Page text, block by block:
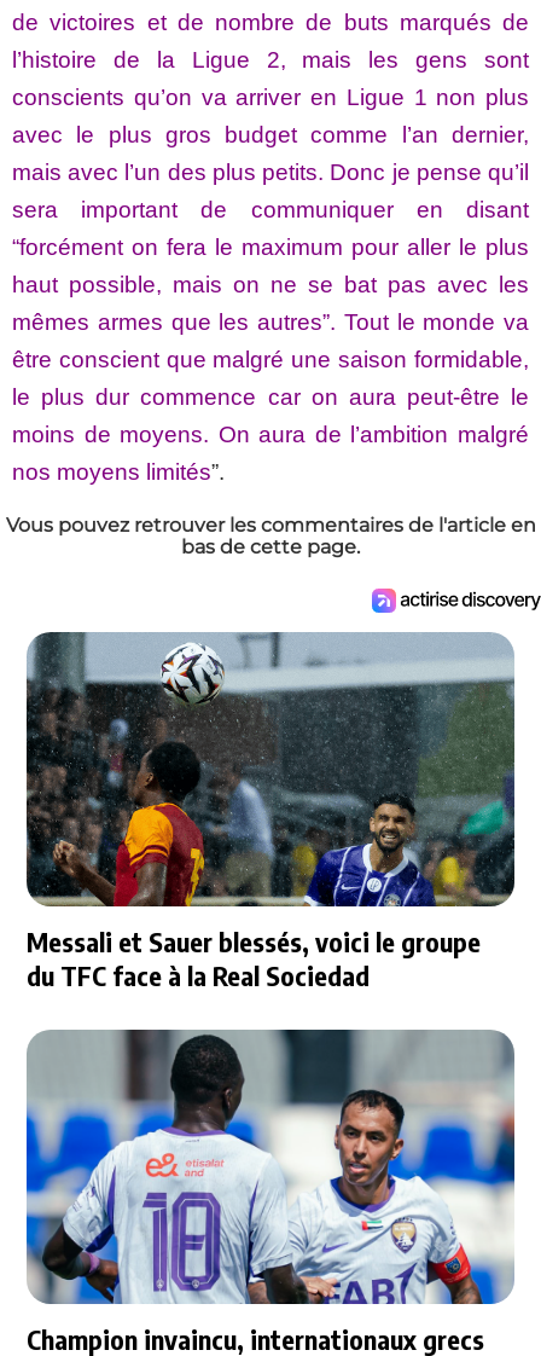
de victoires et de nombre de buts marqués de
l’histoire de la Ligue 2, mais les gens sont
conscients qu’on va arriver en Ligue 1 non plus
avec le plus gros budget comme l’an dernier,
mais avec l’un des plus petits. Donc je pense qu’il
sera important de communiquer en disant
“forcément on fera le maximum pour aller le plus
haut possible, mais on ne se bat pas avec les
mêmes armes que les autres”. Tout le monde va
être conscient que malgré une saison formidable,
le plus dur commence car on aura peut-être le
moins de moyens. On aura de l’ambition malgré
nos moyens limités”.
Vous pouvez retrouver les commentaires de l'article en
bas de cette page.
Messali et Sauer blessés, voici le groupe
du TFC face à la Real Sociedad
Champion invaincu, internationaux grecs